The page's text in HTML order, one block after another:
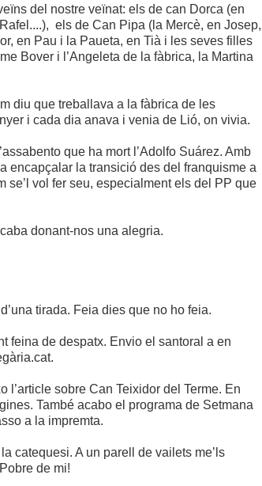
del nostre veïnat: els de can Dorca (en
els de Can Pipa (la Mercè, en Josep,
en Pau i la Paueta, en Tià i les seves filles
Bover i l’Angeleta de la fàbrica, la Martina
diu que treballava a la fàbrica de les
i cada dia anava i venia de Lió, on vivia.
que ha mort l’Adolfo Suárez. Amb
encapçalar la transició des del franquisme a
se’l vol fer seu, especialment els del PP que
donant-nos una alegria.
tirada. Feia dies que no ho feia.
feina de despatx. Envio el santoral a en
l’article sobre Can Teixidor del Terme. En
També acabo el programa de Setmana
a la impremta.
catequesi. A un parell de vailets me’ls
de mi!